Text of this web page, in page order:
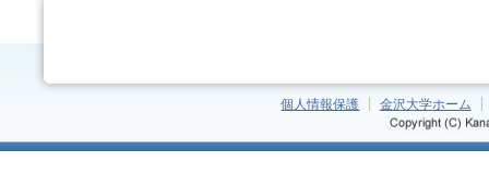
個人情報保護 金沢大学ホーム